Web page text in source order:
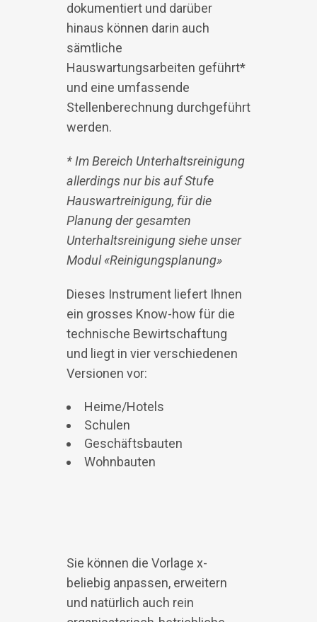
dokumentiert und darüber
hinaus können darin auch
sämtliche
Hauswartungsarbeiten geführt*
und eine umfassende
Stellenberechnung durchgeführt
werden.
* Im Bereich Unterhaltsreinigung
allerdings nur bis auf Stufe
Hauswartreinigung, für die
Planung der gesamten
Unterhaltsreinigung siehe unser
Modul «Reinigungsplanung»
Dieses Instrument liefert Ihnen
ein grosses Know-how für die
technische Bewirtschaftung
und liegt in vier verschiedenen
Versionen vor:
Heime/Hotels
Schulen
Geschäftsbauten
Wohnbauten
Sie können die Vorlage x-
beliebig anpassen, erweitern
und natürlich auch rein